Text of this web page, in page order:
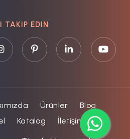
TAKIP EDIN
Ürünler
Blog
Katalog İletişim